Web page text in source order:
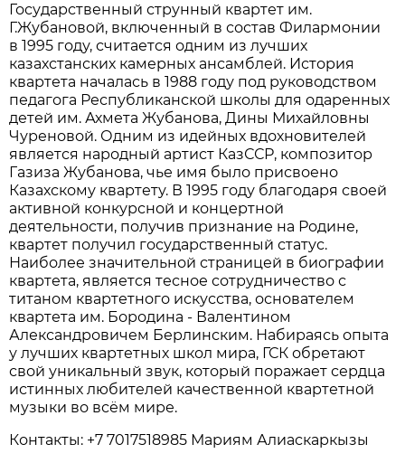
Государственный струнный квартет им.
Г.Жубановой, включенный в состав Филармонии
в 1995 году, считается одним из лучших
казахстанских камерных ансамблей. История
квартета началась в 1988 году под руководством
педагога Республиканской школы для одаренных
детей им. Ахмета Жубанова, Дины Михайловны
Чуреновой. Одним из идейных вдохновителей
является народный артист КазССР, композитор
Газиза Жубанова, чье имя было присвоено
Казахскому квартету. В 1995 году благодаря своей
активной конкурсной и концертной
деятельности, получив признание на Родине,
квартет получил государственный статус.
Наиболее значительной страницей в биографии
квартета, является тесное сотрудничество с
титаном квартетного искусства, основателем
квартета им. Бородина - Валентином
Александровичем Берлинским. Набираясь опыта
у лучших квартетных школ мира, ГСК обретают
свой уникальный звук, который поражает сердца
истинных любителей качественной квартетной
музыки во всём мире.
Контакты: +7 7017518985 Мариям Алиаскаркызы